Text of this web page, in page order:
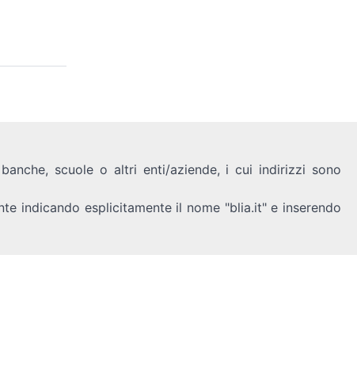
scuole o altri enti/aziende, i cui indirizzi sono
indicando esplicitamente il nome "blia.it" e inserendo